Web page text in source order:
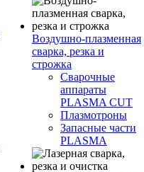
Воздушно-плазменная
сварка, резка и
строжка
Сварочные
аппараты
PLASMA CUT
Плазмотроны
Запасные части
PLASMA